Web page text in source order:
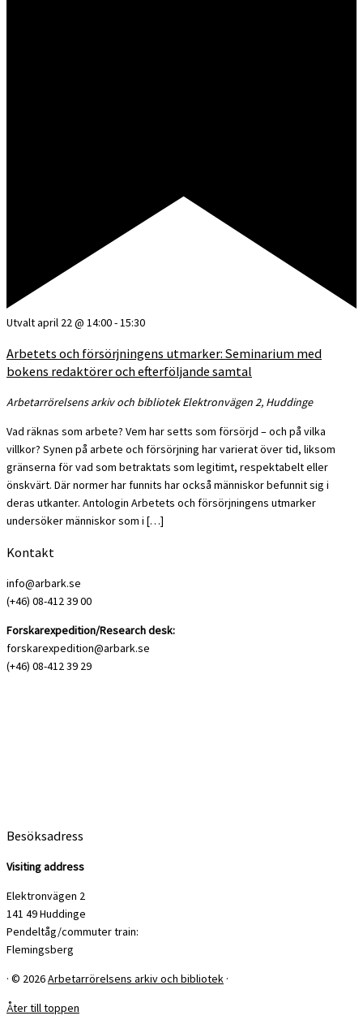
Utvaltapril 22 @ 14:00-15:30
Arbetets och försörjningens utmarker: Seminarium med
bokens redaktörer och efterföljande samtal
Arbetarrörelsens arkiv och bibliotekElektronvägen 2, Huddinge
Vad räknas som arbete? Vem har setts som försörjd – och på vilka
villkor? Synen på arbete och försörjning har varierat över tid, liksom
gränserna för vad som betraktats som legitimt, respektabelt eller
önskvärt. Där normer har funnits har också människor befunnit sig i
deras utkanter. Antologin Arbetets och försörjningens utmarker
undersöker människor som i […]
Kontakt
info@arbark.se
(+46) 08-412 39 00
Forskarexpedition/Research desk:
forskarexpedition@arbark.se
(+46) 08-412 39 29
Besöksadress
Visiting address
Elektronvägen 2
141 49 Huddinge
Pendeltåg/commuter train:
Flemingsberg
· © 2026Arbetarrörelsens arkiv och bibliotek ·
Åter till toppen